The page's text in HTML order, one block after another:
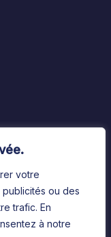
votre
ou des
trafic. En
à notre